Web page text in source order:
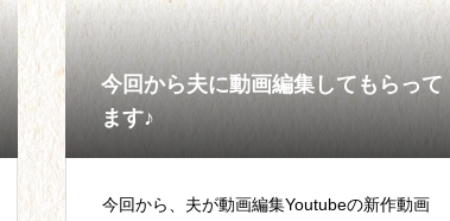
【26】リベンジ欲求から、念願
のマイホーム取得。
今回から夫に動画編集してもらって
ます♪
今回から、夫が動画編集Youtubeの新作動画